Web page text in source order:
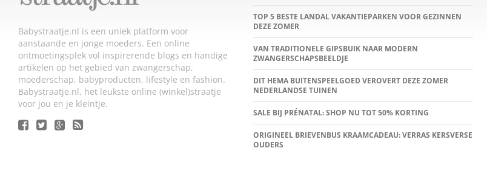
Babystraatje.nl is een uniek platform voor
aanstaande en jonge moeders. Een online
ontmoetingsplek vol inspirerende blogs en handige
artikelen op het gebied van zwangerschap,
moederschap, babyproducten, lifestyle en fashion.
Babystraatje.nl, het leukste online (winkel)straatje
voor jou en je kleintje.
TOP 5 BESTE LANDAL VAKANTIEPARKEN VOOR GEZINNEN
DEZE ZOMER
VAN TRADITIONELE GIPSBUIK NAAR MODERN
ZWANGERSCHAPSBEELDJE
DIT HEMA BUITENSPEELGOED VEROVERT DEZE ZOMER
NEDERLANDSE TUINEN
SALE BIJ PRÉNATAL: SHOP NU TOT 50% KORTING
ORIGINEEL BRIEVENBUS KRAAMCADEAU: VERRAS KERSVERSE
OUDERS